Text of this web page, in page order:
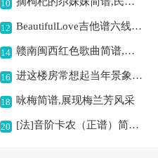
10
12 BeautifulLove吉他谱六线谱,旋律优美动人
14 赣南闽西红色歌曲简谱,展现农民劳作情怀
16 进这楼房常想起当年景象(海港选段,琴谱)简谱京剧,勾起往昔岁月情
18 咏梅简谱,展现梅兰芳风采
20 [法]音阶卡农（正谱）简谱,感受别样音乐魅力